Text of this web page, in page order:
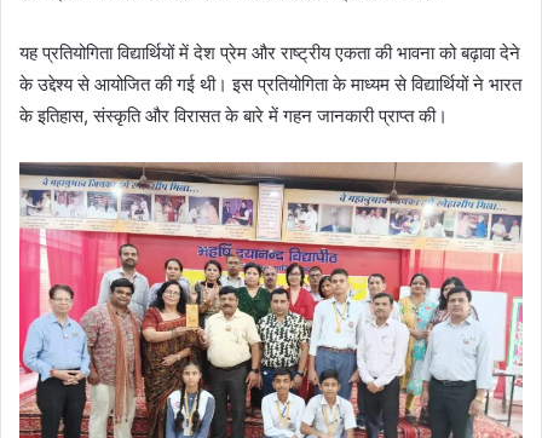
यह प्रतियोगिता विद्यार्थियों में देश प्रेम और राष्ट्रीय एकता की भावना को बढ़ावा देने
के उद्देश्य से आयोजित की गई थी। इस प्रतियोगिता के माध्यम से विद्यार्थियों ने भारत
के इतिहास, संस्कृति और विरासत के बारे में गहन जानकारी प्राप्त की।